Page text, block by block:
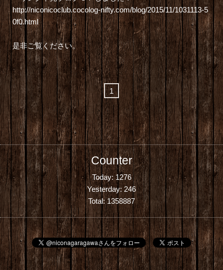
http://niconicoclub.cocolog-nifty.com/blog/2015/11/1031113-5
0f0.html
是非ご覧ください。
1
Counter
Today:1276
Yesterday:246
Total:1358887